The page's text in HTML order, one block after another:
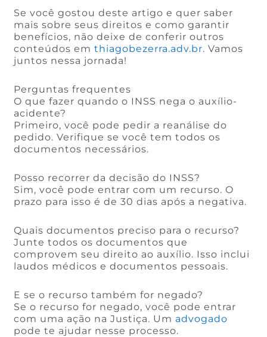
Se você gostou deste artigo e quer saber
mais sobre seus direitos e como garantir
benefícios, não deixe de conferir outros
conteúdos emthiagobezerra.adv.br. Vamos
juntos nessa jornada!
Perguntas frequentes
O que fazer quando o INSS nega o auxílio-
acidente?
Primeiro, você pode pedir a reanálise do
pedido. Verifique se você tem todos os
documentos necessários.
Posso recorrer da decisão do INSS?
Sim, você pode entrar com um recurso. O
prazo para isso é de 30 dias após a negativa.
Quais documentos preciso para o recurso?
Junte todos os documentos que
comprovem seu direito ao auxílio. Isso inclui
laudos médicos e documentos pessoais.
E se o recurso também for negado?
Se o recurso for negado, você pode entrar
com uma ação na Justiça. Um advogado
pode te ajudar nesse processo.